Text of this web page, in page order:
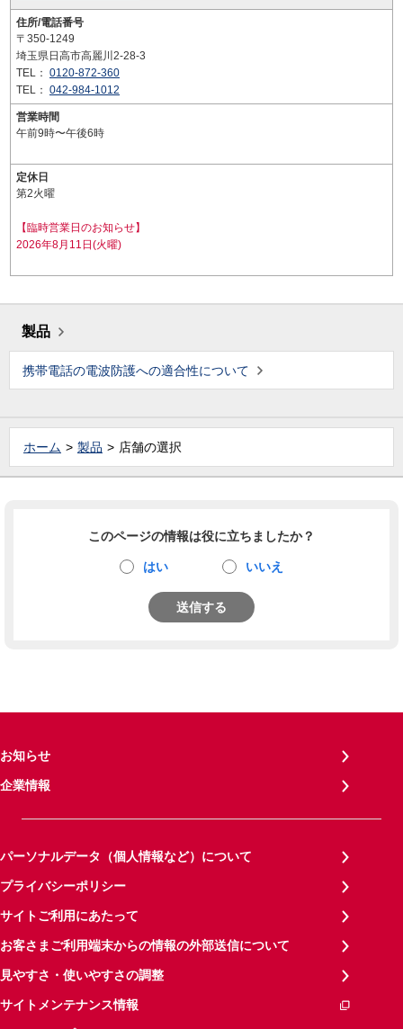
住所/電話番号
〒350-1249
埼玉県日高市高麗川2-28-3
TEL： 0120-872-360
TEL： 042-984-1012
営業時間
午前9時〜午後6時
定休日
第2火曜
【臨時営業日のお知らせ】
2026年8月11日(火曜)
製品
携帯電話の電波防護への適合性について
ホーム 製品 店舗の選択
このページの情報は役に立ちましたか？
はい いいえ
送信する
お知らせ
企業情報
パーソナルデータ（個人情報など）について
プライバシーポリシー
サイトご利用にあたって
お客さまご利用端末からの情報の外部送信について
見やすさ・使いやすさの調整
サイトメンテナンス情報